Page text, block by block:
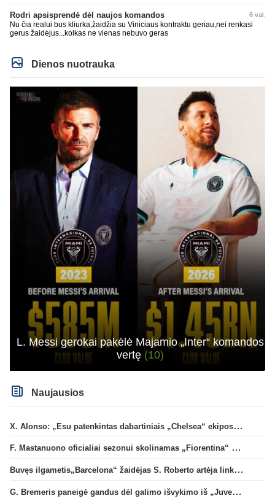
Rodri apsisprendė dėl naujos komandos 6 val.
Nu čia realui bus kliurka,žaidžia su Viniciaus kontraktu geriau,nei renkasi
gerus žaidėjus...kolkas ne vienas nebuvo geras
Dienos nuotrauka
L. Messi gerokai pakėlė Majamio „Inter“ komandos
vertę (10)
Naujausios
X. Alonso: „Esu patenkintas dabartiniais „Chelsea“ ekipos vartininkais“
F. Mastanuono oficialiai sezonui skolinamas „Fiorentina“ ekipai
Buvęs ilgametis„Barcelona“ žaidėjas S. Roberto artėja link persikėlimo į MLS
G. Bremeris paneigė gandus dėl galimo išvykimo iš „Juventus“ klubo